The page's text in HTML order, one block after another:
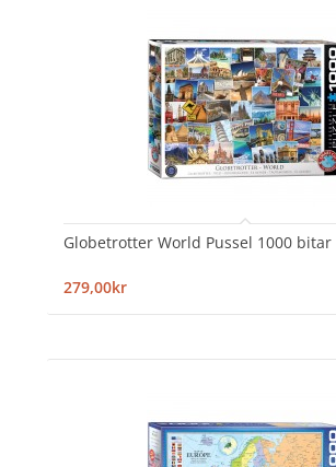
Globetrotter World Pussel 1000 bitar
279,00kr